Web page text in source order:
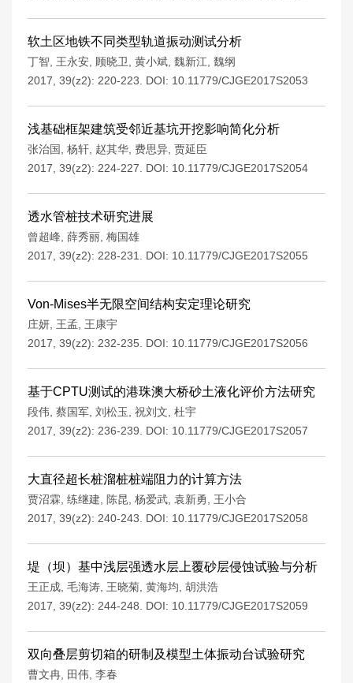
软土区地铁不同类型轨道振动测试分析
丁智 王永安 顾晓卫 黄小斌 魏新江 魏纲
2017, 39(z2): 220-223.
DOI: 10.11779/CJGE2017S2053
浅基础框架建筑受邻近基坑开挖影响简化分析
张治国 杨轩 赵其华 费思异 贾延臣
2017, 39(z2): 224-227.
DOI: 10.11779/CJGE2017S2054
透水管桩技术研究进展
曾超峰 薛秀丽 梅国雄
2017, 39(z2): 228-231.
DOI: 10.11779/CJGE2017S2055
Von-Mises半无限空间结构安定理论研究
庄妍 王孟
王康宇
2017, 39(z2): 232-235.
DOI: 10.11779/CJGE2017S2056
基于CPTU测试的港珠澳大桥砂土液化评价方法研究
段伟 蔡国军 刘松玉 祝刘文 杜宇
2017, 39(z2): 236-239.
DOI: 10.11779/CJGE2017S2057
大直径超长桩溜桩桩端阻力的计算方法
贾沼霖 练继建 陈昆 杨爱武 袁新勇
王小合
2017, 39(z2): 240-243.
DOI: 10.11779/CJGE2017S2058
堤（坝）基中浅层强透水层上覆砂层侵蚀试验与分析
王正成 毛海涛 王晓菊 黄海均 胡洪浩
2017, 39(z2): 244-248.
DOI: 10.11779/CJGE2017S2059
双向叠层剪切箱的研制及模型土体振动台试验研究
曹文冉 田伟 李春